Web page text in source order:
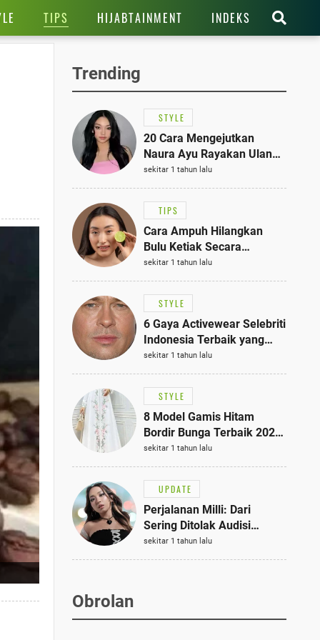
TIPS HIJABTAINMENT INDEKS
Trending
STYLE
20 Cara Mengejutkan
Naura Ayu Rayakan Ulang
Tahun di Panti Asuhan,
Terlihat Anggun dengan
Kaftan Cokelat
sekitar 1 tahun lalu
TIPS
Cara Ampuh Hilangkan
Bulu Ketiak Secara
Permanen dalam 5
Langkah Sederhana
sekitar 1 tahun lalu
STYLE
6 Gaya Activewear Selebriti
Indonesia Terbaik yang
Bisa Jadi Inspirasi
Fashionmu
sekitar 1 tahun lalu
STYLE
8 Model Gamis Hitam
Bordir Bunga Terbaik 2025,
Stylish untuk Hangout
hingga Acara Semi-Formal
sekitar 1 tahun lalu
UPDATE
Perjalanan Milli: Dari
Sering Ditolak Audisi
hingga Menjadi Rapper Top
10 Thailand
sekitar 1 tahun lalu
Obrolan